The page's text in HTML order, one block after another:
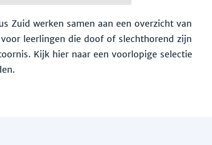
Zuid werken samen aan een overzicht van
leerlingen die doof of slechthorend zijn
Kijk hier naar een voorlopige selectie